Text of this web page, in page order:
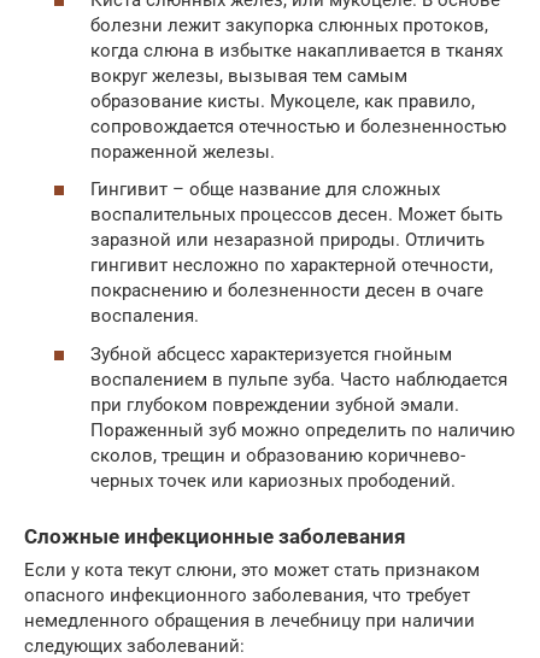
болезни лежит закупорка слюнных протоков,
когда слюна в избытке накапливается в тканях
вокруг железы, вызывая тем самым
образование кисты. Мукоцеле, как правило,
сопровождается отечностью и болезненностью
пораженной железы.
Гингивит – обще название для сложных
воспалительных процессов десен. Может быть
заразной или незаразной природы. Отличить
гингивит несложно по характерной отечности,
покраснению и болезненности десен в очаге
воспаления.
Зубной абсцесс характеризуется гнойным
воспалением в пульпе зуба. Часто наблюдается
при глубоком повреждении зубной эмали.
Пораженный зуб можно определить по наличию
сколов, трещин и образованию коричнево-
черных точек или кариозных прободений.
Сложные инфекционные заболевания
Если у кота текут слюни, это может стать признаком
опасного инфекционного заболевания, что требует
немедленного обращения в лечебницу при наличии
следующих заболеваний: